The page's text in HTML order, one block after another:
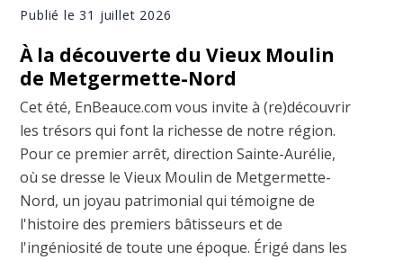
Publié le 31 juillet 2026
À la découverte du Vieux Moulin
de Metgermette-Nord
Cet été, EnBeauce.com vous invite à (re)découvrir
les trésors qui font la richesse de notre région.
Pour ce premier arrêt, direction Sainte-Aurélie,
où se dresse le Vieux Moulin de Metgermette-
Nord, un joyau patrimonial qui témoigne de
l'histoire des premiers bâtisseurs et de
l'ingéniosité de toute une époque. Érigé dans les